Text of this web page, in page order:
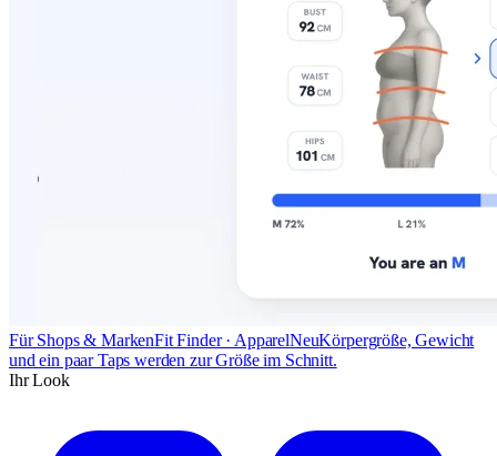
Für Shops & MarkenFit Finder · ApparelNeuKörpergröße, Gewicht
und ein paar Taps werden zur Größe im Schnitt.
Ihr Look